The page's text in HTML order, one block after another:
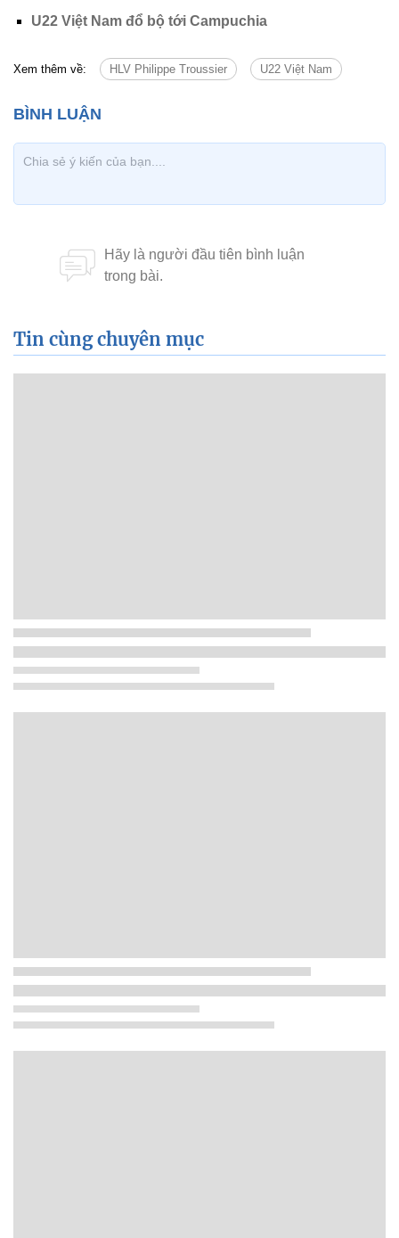
U22 Việt Nam đổ bộ tới Campuchia
Xem thêm về: HLV Philippe Troussier U22 Việt Nam
Tin cùng chuyên mục